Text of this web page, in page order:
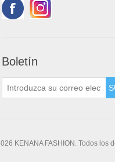
Boletín
KENANA FASHION. Todos los